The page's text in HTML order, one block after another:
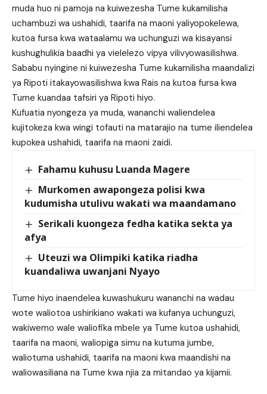
muda huo ni pamoja na kuiwezesha Tume kukamilisha
uchambuzi wa ushahidi, taarifa na maoni yaliyopokelewa,
kutoa fursa kwa wataalamu wa uchunguzi wa kisayansi
kushughulikia baadhi ya vielelezo vipya vilivyowasilishwa.
Sababu nyingine ni kuiwezesha Tume kukamilisha maandalizi
ya Ripoti itakayowasilishwa kwa Rais na kutoa fursa kwa
Tume kuandaa tafsiri ya Ripoti hiyo.
Kufuatia nyongeza ya muda, wananchi waliendelea
kujitokeza kwa wingi tofauti na matarajio na tume iliendelea
kupokea ushahidi, taarifa na maoni zaidi.
Fahamu kuhusu Luanda Magere
Murkomen awapongeza polisi kwa
kudumisha utulivu wakati wa maandamano
Serikali kuongeza fedha katika sekta ya
afya
Uteuzi wa Olimpiki katika riadha
kuandaliwa uwanjani Nyayo
Tume hiyo inaendelea kuwashukuru wananchi na wadau
wote waliotoa ushirikiano wakati wa kufanya uchunguzi,
wakiwemo wale waliofika mbele ya Tume kutoa ushahidi,
taarifa na maoni, waliopiga simu na kutuma jumbe,
waliotuma ushahidi, taarifa na maoni kwa maandishi na
waliowasiliana na Tume kwa njia za mitandao ya kijamii.